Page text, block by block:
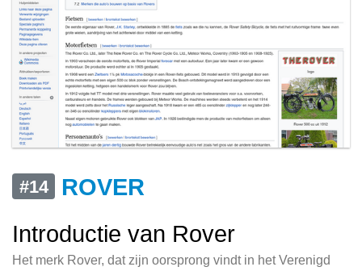
#14
ROVER
Introductie van Rover
Het merk Rover, dat zijn oorsprong vindt in het Verenigd